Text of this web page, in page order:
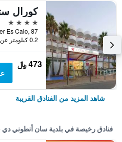
4 نجوم
0.2 كيلومتر عن وسط المدينة
473 ﷼
شاهد المزيد من الفنادق القريبة
فنادق رخيصة في بلدية سان أنطوني دي